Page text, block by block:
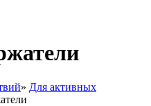
» Для активных